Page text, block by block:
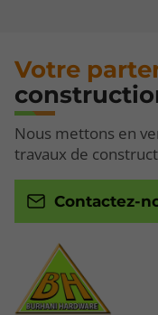
Votre
Nous mettons en
travaux de
Contactez-